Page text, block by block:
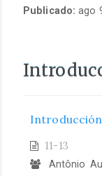
Publicado:ago
Introducción
11-13
Antônio